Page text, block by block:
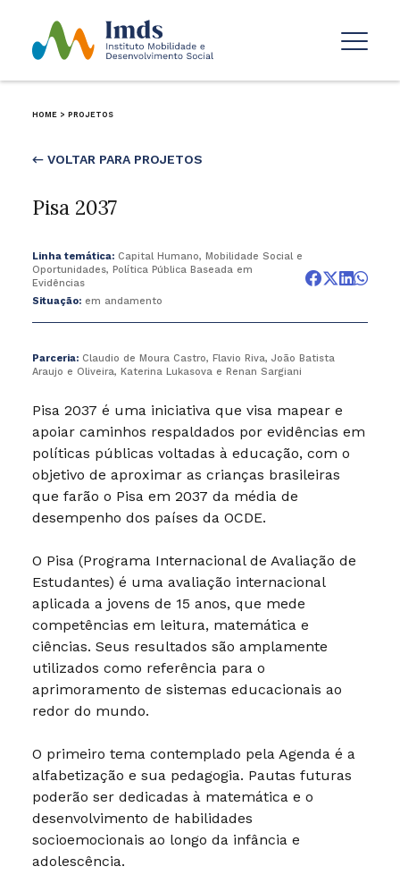
HOME > PROJETOS
← VOLTAR PARA PROJETOS
Pisa 2037
Linha temática:Capital Humano, Mobilidade Social e
Oportunidades, Política Pública Baseada em
Evidências
Situação:em andamento
Parceria:Claudio de Moura Castro, Flavio Riva, João Batista
Araujo e Oliveira, Katerina Lukasova e Renan Sargiani
Pisa 2037 é uma iniciativa que visa mapear e
apoiar caminhos respaldados por evidências em
políticas públicas voltadas à educação, com o
objetivo de aproximar as crianças brasileiras
que farão o Pisa em 2037 da média de
desempenho dos países da OCDE.
O Pisa (Programa Internacional de Avaliação de
Estudantes) é uma avaliação internacional
aplicada a jovens de 15 anos, que mede
competências em leitura, matemática e
ciências. Seus resultados são amplamente
utilizados como referência para o
aprimoramento de sistemas educacionais ao
redor do mundo.
O primeiro tema contemplado pela Agenda é a
alfabetização e sua pedagogia. Pautas futuras
poderão ser dedicadas à matemática e o
desenvolvimento de habilidades
socioemocionais ao longo da infância e
adolescência.